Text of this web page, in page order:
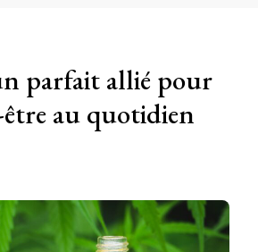
parfait allié pour
au quotidien